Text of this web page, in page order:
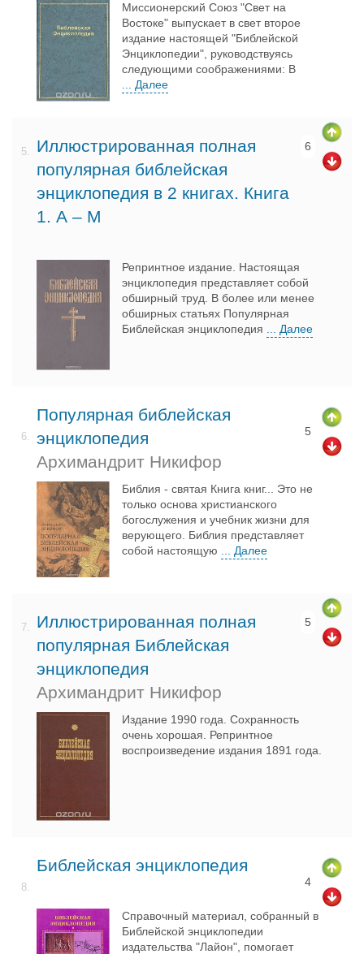
Миссионерский Союз "Свет на
Востоке" выпускает в свет второе
издание настоящей "Библейской
Энциклопедии", руководствуясь
следующими соображениями: В
... Далее
5.
Иллюстрированная полная
популярная библейская
энциклопедия в 2 книгах. Книга
1. А – М
6
Репринтное издание. Настоящая
энциклопедия представляет собой
обширный труд. В более или менее
обширных статьях Популярная
Библейская энциклопедия
... Далее
6.
Популярная библейская
энциклопедия
Архимандрит Никифор
5
Библия - святая Книга книг... Это не
только основа христианского
богослужения и учебник жизни для
верующего. Библия представляет
собой настоящую ... Далее
7.
Иллюстрированная полная
популярная Библейская
энциклопедия
Архимандрит Никифор
5
Издание 1990 года. Сохранность
очень хорошая. Репринтное
воспроизведение издания 1891 года.
8.
Библейская энциклопедия
4
Справочный материал, собранный в
Библейской энциклопедии
издательства "Лайон", помогает